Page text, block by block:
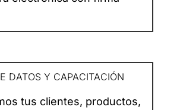
DATOS Y CAPACITACIÓN
tus clientes, productos,